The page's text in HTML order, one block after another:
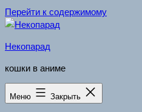
Перейти к содержимому
Некопарад
кошки в аниме
Меню Закрыть